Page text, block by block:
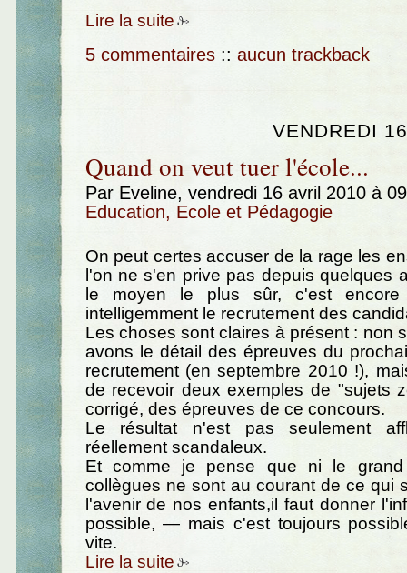
Lire la suite
5 commentaires :: aucun trackback
VENDREDI
Quand on veut tuer l'école...
Par Eveline, vendredi 16 avril 2010 à
Education, Ecole et Pédagogie
On peut certes accuser de la rage les
l'on ne s'en prive pas depuis quelques
le moyen le plus sûr, c'est encore
intelligemment le recrutement des
Les choses sont claires à présent : non
avons le détail des épreuves du
recrutement (en septembre 2010 !),
de recevoir deux exemples de "sujets
corrigé, des épreuves de ce concours.
Le résultat n'est pas seulement
réellement scandaleux.
Et comme je pense que ni le
collègues ne sont au courant de ce qui
l'avenir de nos enfants,il faut donner
possible, — mais c'est toujours
vite.
Lire la suite